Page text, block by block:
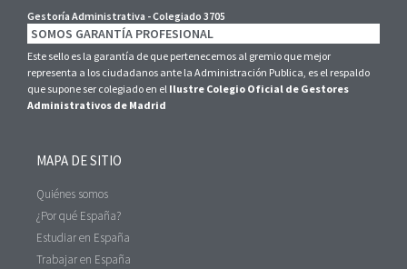
Gestoría Administrativa - Colegiado 3705
SOMOS GARANTÍA PROFESIONAL
Este sello es la garantía de que pertenecemos al gremio que mejor
representa a los ciudadanos ante la Administración Publica, es el respaldo
que supone ser colegiado en el Ilustre Colegio Oficial de Gestores
Administrativos de Madrid
MAPA DE SITIO
Quiénes somos
¿Por qué España?
Estudiar en España
Trabajar en España